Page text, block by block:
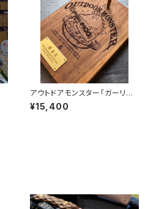
アウトドアモンスター「ガーリッ
クボーイ」ランタンスタンド（ウォ
ールナット・オーク）
¥15,400